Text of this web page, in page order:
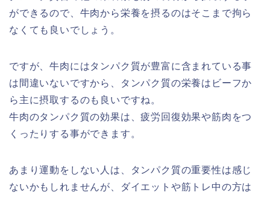
ができるので、牛肉から栄養を摂るのはそこまで拘ら
なくても良いでしょう。
ですが、牛肉にはタンパク質が豊富に含まれている事
は間違いないですから、タンパク質の栄養はビーフか
ら主に摂取するのも良いですね。
牛肉のタンパク質の効果は、疲労回復効果や筋肉をつ
くったりする事ができます。
あまり運動をしない人は、タンパク質の重要性は感じ
ないかもしれませんが、ダイエットや筋トレ中の方は